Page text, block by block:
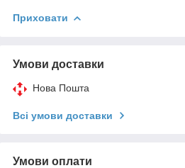
Приховати
Умови доставки
Нова Пошта
Всі умови доставки
Умови оплати